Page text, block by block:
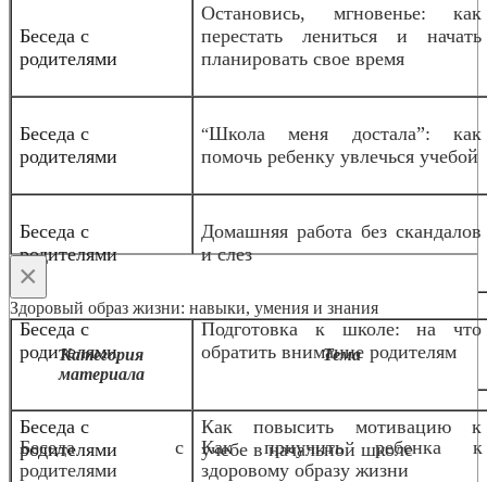
Беседа с
родителями
Остановись, мгновенье: как
перестать лениться и начать
планировать свое время
Беседа с
родителями
“Школа меня достала”: как
помочь ребенку увлечься учебой
Беседа с
родителями
Домашняя работа без скандалов
и слез
Беседа с
родителями
Подготовка к школе: на что
обратить внимание родителям
Беседа с
родителями
Как повысить мотивацию к
учебе в начальной школе
×
Здоровый образ жизни: навыки, умения и знания
Категория
материала
Тема
Беседа с
родителями
Как приучить ребенка к
здоровому образу жизни